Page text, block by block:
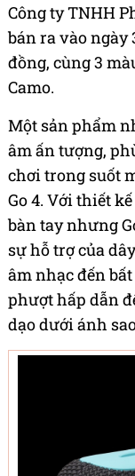
Công ty TNHH
bán ra vào ngày
đồng, cùng 3
Camo.
Một sản phẩm
âm ấn tượng,
chơi trong suốt
Go 4. Với thiết
bàn tay nhưng
sự hỗ trợ của
âm nhạc đến
phượt hấp dẫn
dạo dưới ánh